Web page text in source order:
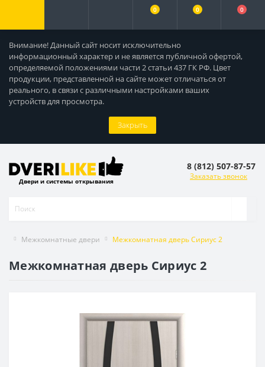
Внимание! Данный сайт носит исключительно
информационный характер и не является публичной офертой,
определяемой положениями части 2 статьи 437 ГК РФ. Цвет
продукции, представленной на сайте может отличаться от
реального, в связи с различными настройками ваших
устройств для просмотра.
Закрыть
0 0 0
Двери и системы открывания
8 (812) 507-87-57
Заказать звонок
Межкомнатные двери Межкомнатная дверь Сириус 2
Межкомнатная дверь Сириус 2